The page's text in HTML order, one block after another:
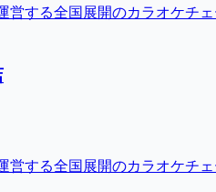
する全国展開のカラオケチェ
する全国展開のカラオケチェ